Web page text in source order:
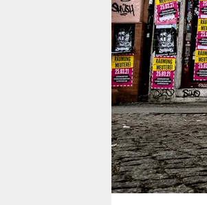
verlag
veranstaltungen
shop
fragen & hilfe
unterstützen
abo
genossenschaft